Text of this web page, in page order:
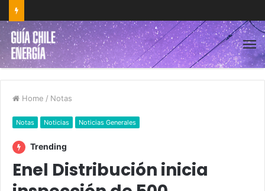
Home / Notas
Notas Noticias Noticias Generales
Trending
Enel Distribución inicia